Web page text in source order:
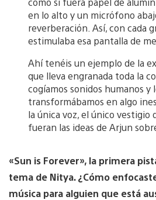
en lo alto y un micrófono
reverberación. Así, con cada
estimulaba esa pantalla de
Ahí tenéis un ejemplo de la
que lleva engranada toda la
cogíamos sonidos humanos y
transformábamos en algo
la única voz, el único vestigio
fueran las ideas de Arjun
«Sun is Forever», la primera
tema de Nitya. ¿Cómo
música para alguien que está